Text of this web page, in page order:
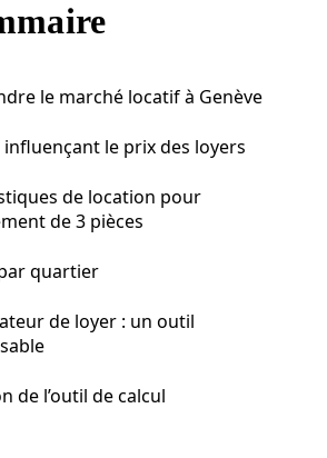
le marché locatif à Genève
influençant le prix des loyers
de location pour
de 3 pièces
quartier
de loyer : un outil
de l’outil de calcul